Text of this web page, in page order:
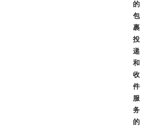
的
包
裹
投
递
和
收
件
服
务
的